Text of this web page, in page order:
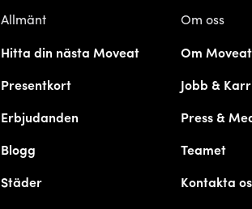
Allmänt
Hitta din nästa Moveat
Presentkort
Erbjudanden
Blogg
Städer
Om oss
Om Moveat
Jobb &
Press &
Teamet
Kontakta